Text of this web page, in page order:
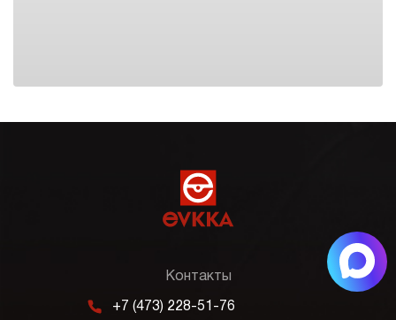
Контакты
m +7 (473) 228-51-76